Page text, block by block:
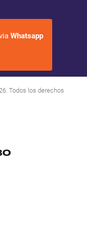
Whatsapp
Todos los derechos